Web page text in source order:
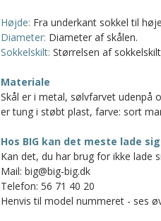
Højde: Fra underkant sokkel til
Diameter: Diameter af skålen.
Sokkelskilt: Størrelsen af
Materiale
Skål er i metal, sølvfarvet udenpå
er tung i støbt plast, farve: sort
Hos BIG kan det meste lade
Kan det, du har brug for ikke lade
Mail: big@big-big.dk
Telefon: 56 71 40 20
Henvis til model nummeret - ses